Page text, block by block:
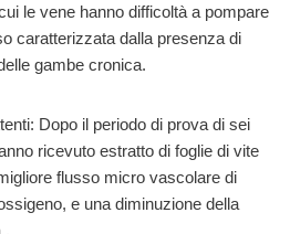
le vene hanno difficoltà a pompare
caratterizzata dalla presenza di
gambe cronica.
Dopo il periodo di prova di sei
ricevuto estratto di foglie di vite
flusso micro vascolare di
e una diminuzione della
.